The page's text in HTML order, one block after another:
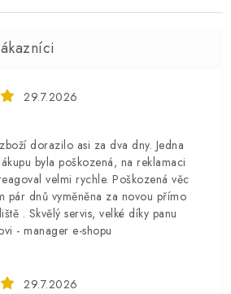
29.7.2026
dorazilo asi za dva dny. Jedna
byla poškozená, na reklamaci
velmi rychle. Poškozená věc
pár dnů vyměněna za novou přímo
. Skvělý servis, velké díky panu
- manager e-shopu
29.7.2026